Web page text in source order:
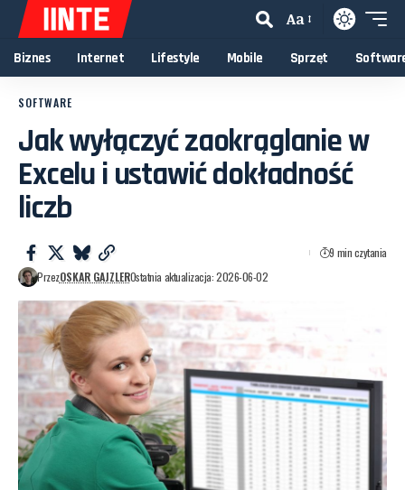
Aa
Biznes Internet Lifestyle Mobile Sprzęt
SOFTWARE
Jak wyłączyć zaokrąglanie w
Excelu i ustawić dokładność
liczb
PrzezOSKAR GAJZLEROstatnia aktualizacja: 2026-06-02
9 min czytania